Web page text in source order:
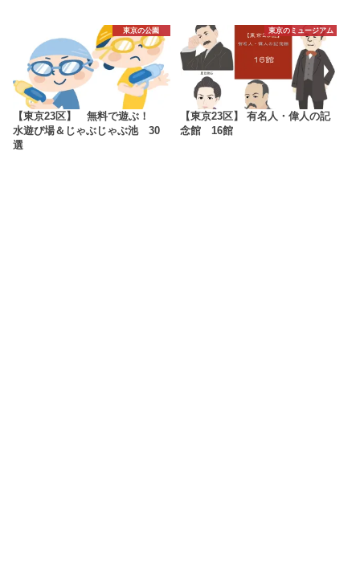
東京の公園
【東京23区】 無料で遊ぶ！
水遊び場＆じゃぶじゃぶ池 30
選
東京のミュージアム
【東京23区】 有名人・偉人の記
念館 16館